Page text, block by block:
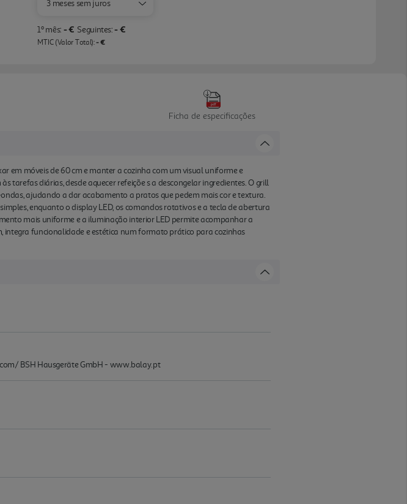
3 meses sem juros
1º mês: - € Seguintes: - €
MTIC (Valor Total):- €
Ficha de especificações
em móveis de 60 cm e manter a cozinha com um visual uniforme e
tarefas diárias, desde aquecer refeiçõe s a descongelar ingredientes. O grill
ajudando a dar acabamento a pratos que pedem mais cor e textura.
enquanto o display LED, os comandos rotativos e a tecla de abertura
mais uniforme e a iluminação interior LED permite acompanhar a
integra funcionalidade e estética num formato prático para cozinhas
BSH Hausgeräte GmbH - www.balay.pt